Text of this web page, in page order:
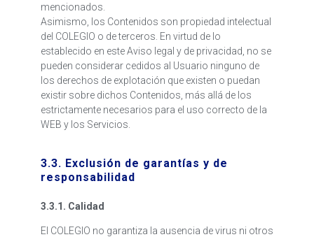
mencionados.
Asimismo, los Contenidos son propiedad intelectual
del COLEGIO o de terceros. En virtud de lo
establecido en este Aviso legal y de privacidad, no se
pueden considerar cedidos al Usuario ninguno de
los derechos de explotación que existen o puedan
existir sobre dichos Contenidos, más allá de los
estrictamente necesarios para el uso correcto de la
WEB y los Servicios.
3.3. Exclusión de garantías y de
responsabilidad
3.3.1. Calidad
El COLEGIO no garantiza la ausencia de virus ni otros